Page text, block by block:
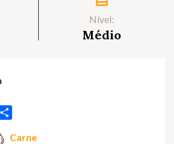
Nível:
Médio
Email
Carne